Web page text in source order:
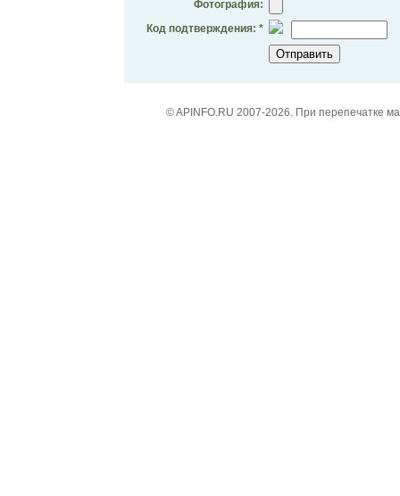
Фотография:
Код подтверждения: *
© APINFO.RU 2007-2026. При перепечатке